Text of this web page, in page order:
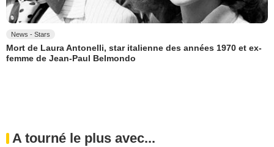
News - Stars
Mort de Laura Antonelli, star italienne des années 1970 et ex-
femme de Jean-Paul Belmondo
A tourné le plus avec...